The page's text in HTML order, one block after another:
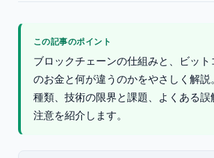
この記事のポイント
ブロックチェーンの仕組みと、ビット
のお金と何が違うのかをやさしく解
種類、技術の限界と課題、よくある
注意を紹介します。